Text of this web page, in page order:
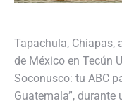
Tapachula, Chiapas,
de México en Tecún
Soconusco: tu ABC
Guatemala”, durante